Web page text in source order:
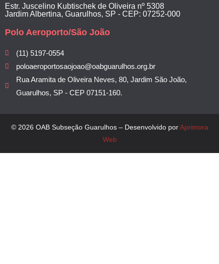
Estr. Juscelino Kubtischek de Oliveira nº 5308
Jardim Albertina, Guarulhos, SP - CEP: 07252-000
Polo Aeroporto/São João
(11) 5197-0554
poloaeroportosaojoao@oabguarulhos.org.br
Rua Aramita de Oliveira Neves, 80, Jardim São João,
Guarulhos, SP - CEP 07151-160.
© 2026 OAB Subseção Guarulhos – Desenvolvido porAprimora
Web